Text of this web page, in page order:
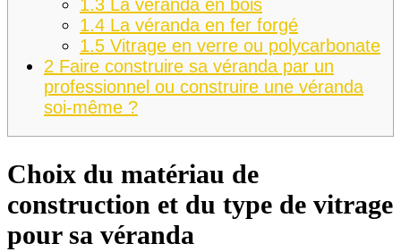
1.3 La véranda en bois
1.4 La véranda en fer forgé
1.5 Vitrage en verre ou polycarbonate
2 Faire construire sa véranda par un
professionnel ou construire une véranda
soi-même ?
Choix du matériau de
construction et du type de vitrage
pour sa véranda